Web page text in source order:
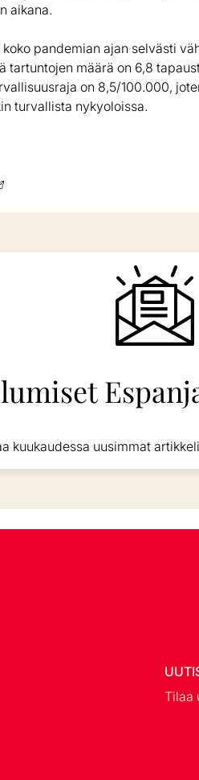
aikana.
pandemian ajan selvästi
tartuntojen määrä on 6,8
on 8,5/100.000,
turvallista nykyoloissa.
kuukaudessa uusimmat
Tilaa